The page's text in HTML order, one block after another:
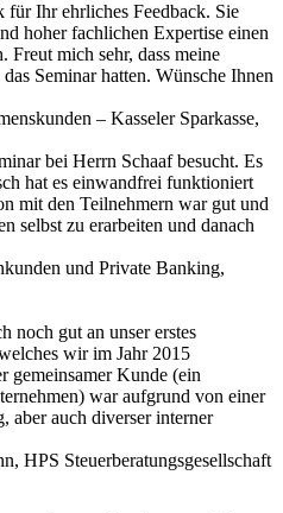
Ihr ehrliches Feedback. Sie
hoher fachlichen Expertise einen
Freut mich sehr, dass meine
Seminar hatten. Wünsche Ihnen
– Kasseler Sparkasse,
bei Herrn Schaaf besucht. Es
hat es einwandfrei funktioniert
mit den Teilnehmern war gut und
selbst zu erarbeiten und danach
und Private Banking,
noch gut an unser erstes
wir im Jahr 2015
gemeinsamer Kunde (ein
war aufgrund von einer
aber auch diverser interner
HPS Steuerberatungsgesellschaft